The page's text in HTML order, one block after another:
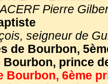
Pierre
seigneur de
de Bourbon,
Bourbon, prince
Bourbon, 6ème